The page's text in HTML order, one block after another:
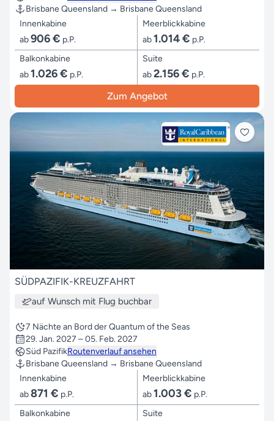
Brisbane Queensland → Brisbane Queensland
Innenkabine
ab906 € p.P.
Meerblickkabine
ab1.014 € p.P.
Balkonkabine
ab1.026 € p.P.
Suite
ab2.156 € p.P.
Zum Angebot
SÜDPAZIFIK-KREUZFAHRT
auf Wunsch mit Flug buchbar
7 Nächte an Bord der Quantum of the Seas
29. Jan. 2027 – 05. Feb. 2027
Süd PazifikRoutenverlauf ansehen
Brisbane Queensland → Brisbane Queensland
Innenkabine
ab871 € p.P.
Meerblickkabine
ab1.003 € p.P.
Balkonkabine
Suite